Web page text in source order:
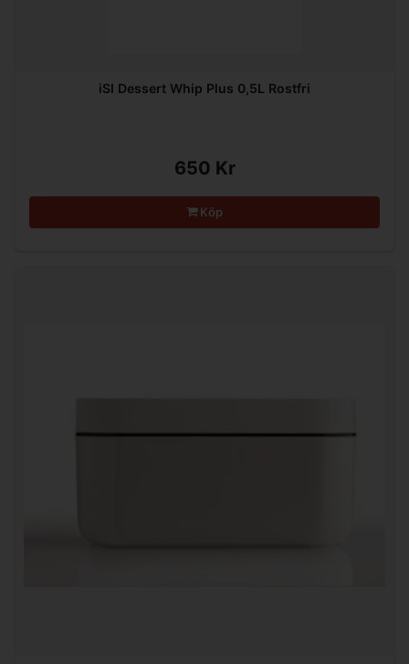
iSI Dessert Whip Plus 0,5L Rostfri
650 Kr
Köp